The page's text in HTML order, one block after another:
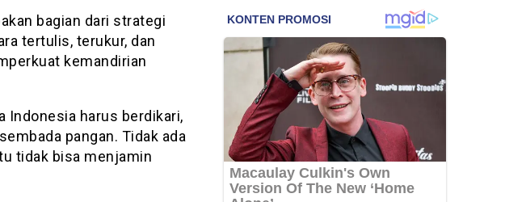
bagian dari strategi
tertulis, terukur, dan
kemandirian
Indonesia harus berdikari,
pangan. Tidak ada
tidak bisa menjamin